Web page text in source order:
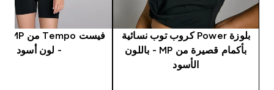
بلوزة Power كروب توب نسائية
بأكمام قصيرة من MP - باللون
الأسود
- لون أسود